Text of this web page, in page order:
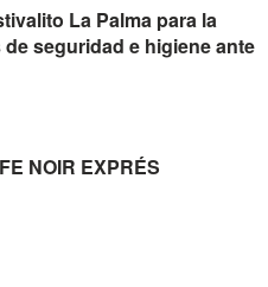
La Palma para la
seguridad e higiene ante
NOIR EXPRÉS